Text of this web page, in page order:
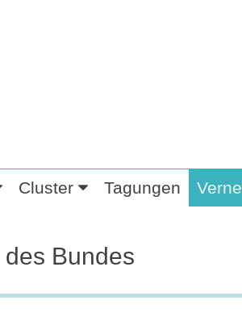
Cluster Tagungen
Bundes